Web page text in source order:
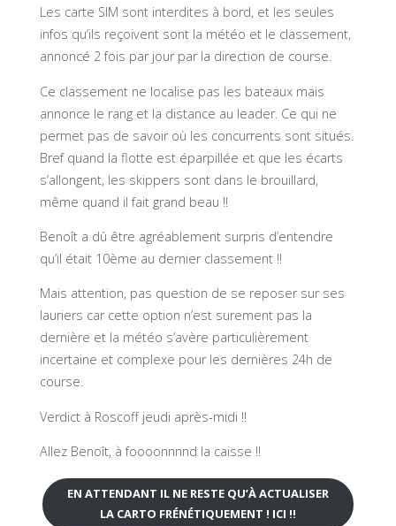
Les carte SIM sont interdites à bord, et les seules
infos qu’ils reçoivent sont la météo et le classement,
annoncé 2 fois par jour par la direction de course.
Ce classement ne localise pas les bateaux mais
annonce le rang et la distance au leader. Ce qui ne
permet pas de savoir où les concurrents sont situés.
Bref quand la flotte est éparpillée et que les écarts
s’allongent, les skippers sont dans le brouillard,
même quand il fait grand beau !!
Benoît a dû être agréablement surpris d’entendre
qu’il était 10ème au dernier classement !!
Mais attention, pas question de se reposer sur ses
lauriers car cette option n’est surement pas la
dernière et la météo s’avère particulièrement
incertaine et complexe pour les dernières 24h de
course.
Verdict à Roscoff jeudi après-midi !!
Allez Benoît, à foooonnnnd la caisse !!
EN ATTENDANT IL NE RESTE QU’À ACTUALISER
LA CARTO FRÉNÉTIQUEMENT ! ICI !!